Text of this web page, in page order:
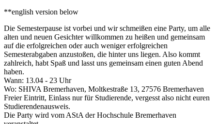
**english version below
Die Semesterpause ist vorbei und wir schmeißen eine Party, um alle
alten und neuen Gesichter willkommen zu heißen und gemeinsam
auf die erfolgreichen oder auch weniger erfolgreichen
Semesterabgaben anzustoßen, die hinter uns liegen. Also kommt
zahlreich, habt Spaß und lasst uns gemeinsam einen guten Abend
haben.
Wann: 13.04 - 23 Uhr
Wo: SHIVA Bremerhaven, Moltkestraße 13, 27576 Bremerhaven
Freier Eintritt, Einlass nur für Studierende, vergesst also nicht euren
Studierendenausweis.
Die Party wird vom AStA der Hochschule Bremerhaven